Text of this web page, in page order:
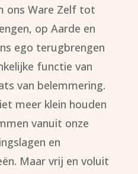
ons Ware Zelf tot
op Aarde en
ego terugbrengen
functie van
van belemmering.
meer klein houden
vanuit onze
en
Maar vrij en voluit